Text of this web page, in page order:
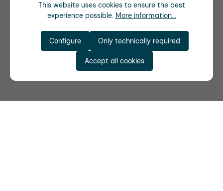
This website uses cookies to ensure the best
experience possible. More information...
Only technically required
Configure
Accept all cookies